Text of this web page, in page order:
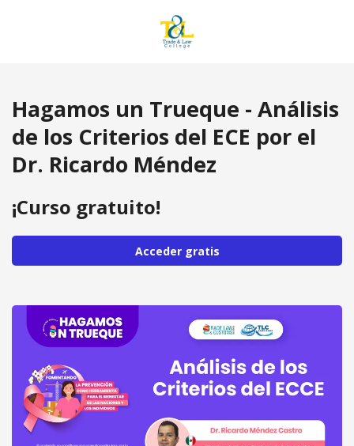
Hagamos un Trueque - Análisis
de los Criterios del ECE por el
Dr. Ricardo Méndez
¡Curso gratuito!
Acceder gratis